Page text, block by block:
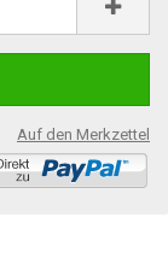
Auf den Merkzettel